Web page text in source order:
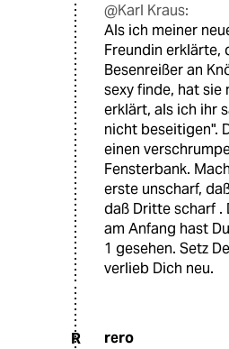
@Karl Kraus:
Als ich meiner
Freundin erklärte,
Besenreißer an
sexy finde, hat
erklärt, als ich ihr
nicht beseitigen".
einen
Fensterbank.
erste unscharf,
daß Dritte scharf .
am Anfang hast
1 gesehen. Setz
verlieb Dich neu.
R rero